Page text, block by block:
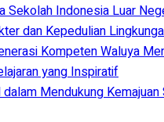
Indonesia Luar
dan Kepedulian
Kompeten Waluya
yang Inspiratif
Mendukung Kemajuan